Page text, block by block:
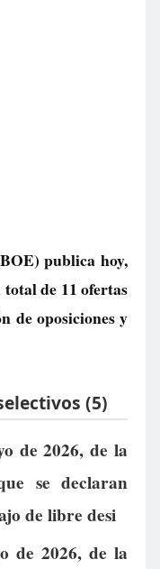
publica hoy,
total de 11 ofertas
de oposiciones y
(5)
de 2026, de la
se declaran
de libre desi
de 2026, de la